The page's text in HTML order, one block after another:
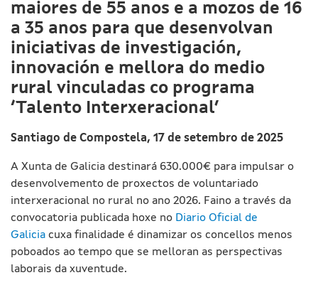
maiores de 55 anos e a mozos de 16
a 35 anos para que desenvolvan
iniciativas de investigación,
innovación e mellora do medio
rural vinculadas co programa
‘Talento Interxeracional’
Santiago de Compostela, 17 de setembro de 2025
A Xunta de Galicia destinará 630.000€ para impulsar o
desenvolvemento de proxectos de voluntariado
interxeracional no rural no ano 2026. Faino a través da
convocatoria publicada hoxe no Diario Oficial de
Galicia cuxa finalidade é dinamizar os concellos menos
poboados ao tempo que se melloran as perspectivas
laborais da xuventude.